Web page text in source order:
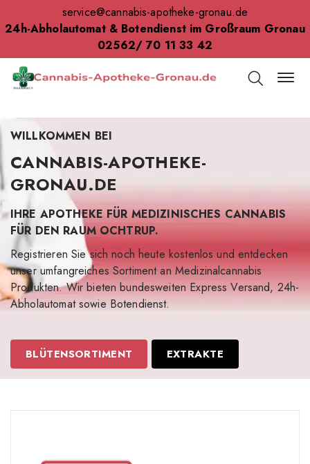
service@cannabis-apotheke-gronau.de
24h-Abholautomat & Botendienst im Großraum Gronau
02562/ 70 11 33 42
WILLKOMMEN BEI
CANNABIS-APOTHEKE-
GRONAU.DE
IHRE APOTHEKE FÜR MEDIZINISCHES CANNABIS
FÜR DEN RAUM OCHTRUP.
Registrieren Sie sich noch heute kostenlos und entdecken
unser umfangreiches Sortiment an Medizinalcannabis
Produkten. Wir bieten bundesweiten Express Versand, 24h-
Abholautomat sowie Botendienst.
BLÜTENSORTIMENT EXTRAKTE